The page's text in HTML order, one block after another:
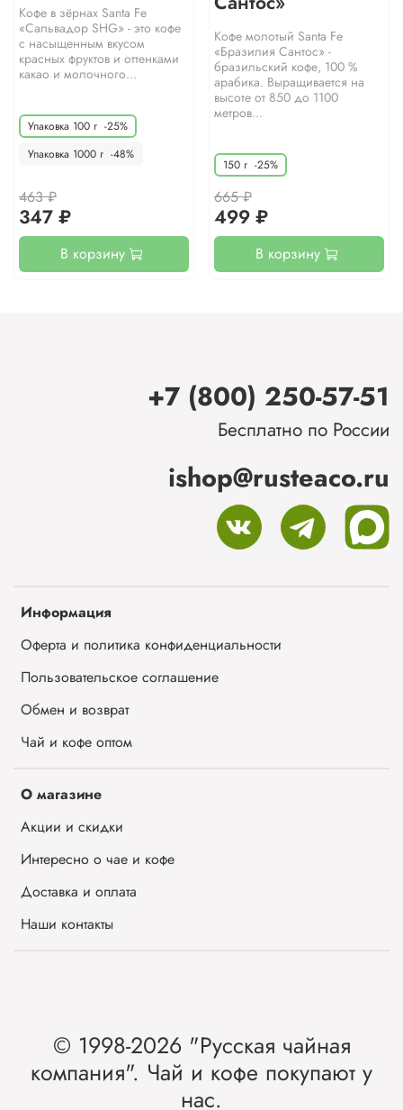
Кофе в зёрнах Santa Fe
«Сальвадор SHG» - это кофе
с насыщенным вкусом
красных фруктов и оттенками
какао и молочного...
Упаковка 100 г -25%
Упаковка 1000 г -48%
463 ₽
347 ₽
В корзину
Кофе молотый Santa Fe
«Бразилия Сантос» -
бразильский кофе, 100 %
арабика. Выращивается на
высоте от 850 до 1100
метров...
150 г -25%
665 ₽
499 ₽
В корзину
Информация
Оферта и политика конфиденциальности
Пользовательское соглашение
Обмен и возврат
Чай и кофе оптом
О магазине
Акции и скидки
Интересно о чае и кофе
Доставка и оплата
Наши контакты
+7 (800) 250-57-51
Бесплатно по России
ishop@rusteaco.ru
© 1998-2026 "Русская чайная
компания". Чай и кофе покупают у
нас.